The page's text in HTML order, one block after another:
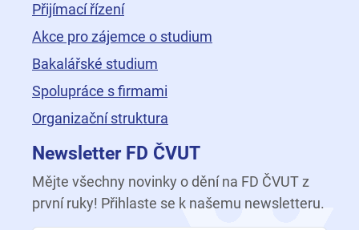
Přijímací řízení
Akce pro zájemce o studium
Bakalářské studium
Spolupráce s firmami
Organizační struktura
Newsletter FD ČVUT
Mějte všechny novinky o dění na FD ČVUT z
první ruky! Přihlaste se k našemu newsletteru.